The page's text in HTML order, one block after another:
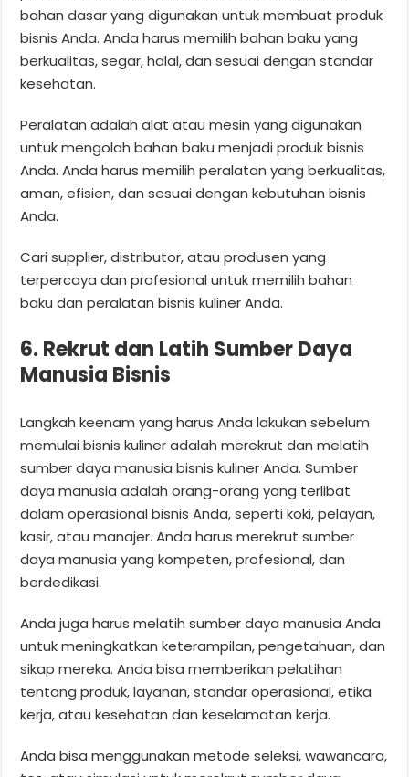
bahan dasar yang digunakan untuk membuat produk
bisnis Anda. Anda harus memilih bahan baku yang
berkualitas, segar, halal, dan sesuai dengan standar
kesehatan.
Peralatan adalah alat atau mesin yang digunakan
untuk mengolah bahan baku menjadi produk bisnis
Anda. Anda harus memilih peralatan yang berkualitas,
aman, efisien, dan sesuai dengan kebutuhan bisnis
Anda.
Cari supplier, distributor, atau produsen yang
terpercaya dan profesional untuk memilih bahan
baku dan peralatan bisnis kuliner Anda.
6. Rekrut dan Latih Sumber Daya
Manusia Bisnis
Langkah keenam yang harus Anda lakukan sebelum
memulai bisnis kuliner adalah merekrut dan melatih
sumber daya manusia bisnis kuliner Anda. Sumber
daya manusia adalah orang-orang yang terlibat
dalam operasional bisnis Anda, seperti koki, pelayan,
kasir, atau manajer. Anda harus merekrut sumber
daya manusia yang kompeten, profesional, dan
berdedikasi.
Anda juga harus melatih sumber daya manusia Anda
untuk meningkatkan keterampilan, pengetahuan, dan
sikap mereka. Anda bisa memberikan pelatihan
tentang produk, layanan, standar operasional, etika
kerja, atau kesehatan dan keselamatan kerja.
Anda bisa menggunakan metode seleksi, wawancara,